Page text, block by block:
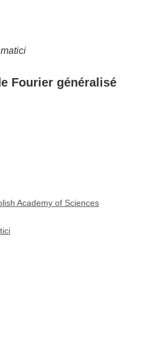
Fourier généralisé
Academy of Sciences